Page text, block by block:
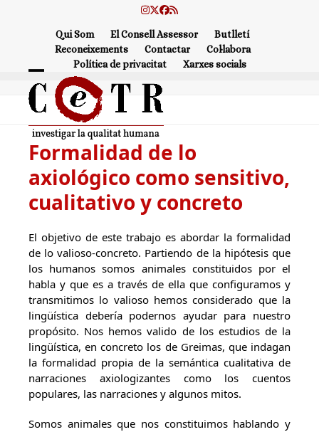
Instagram
Twitter
Facebook
RSS
Qui Som El Consell Assessor
Butlletí
Reconeixements
Contactar
Col·labora
Política de privacitat
Xarxes socials
Open
mobile
menu
Close
mobile
menu
Formalidad de lo
axiológico como sensitivo,
cualitativo y concreto
El objetivo de este trabajo es abordar la formalidad
de lo valioso-concreto. Partiendo de la hipótesis que
los humanos somos animales constituidos por el
habla y que es a través de ella que configuramos y
transmitimos lo valioso hemos considerado que la
lingüística debería podernos ayudar para nuestro
propósito. Nos hemos valido de los estudios de la
lingüística, en concreto los de Greimas, que indagan
la formalidad propia de la semántica cualitativa de
narraciones axiologizantes como los cuentos
populares, las narraciones y algunos mitos.
Somos animales que nos constituimos hablando y